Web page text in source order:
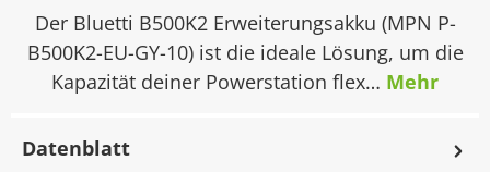
Der Bluetti B500K2 Erweiterungsakku (MPN P-
B500K2-EU-GY-10) ist die ideale Lösung, um die
Kapazität deiner Powerstation flex… Mehr
Datenblatt